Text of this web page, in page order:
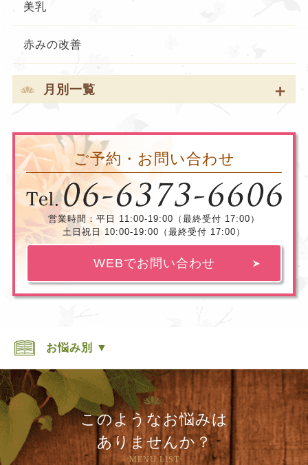
美乳
赤みの改善
月別一覧
ご予約・お問い合わせ
営業時間：平日 11:00-19:00（最終受付 17:00）
土日祝日 10:00-19:00（最終受付 17:00）
WEBでお問い合わせ
お悩み別 ▼
このようなお悩みは
ありませんか？
MENU LIST